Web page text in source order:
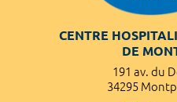
CENTRE
DE
191 av. du
34295